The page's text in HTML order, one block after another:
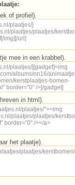
of profiel).
mee in een krabbel).
in html).
het plaatje).